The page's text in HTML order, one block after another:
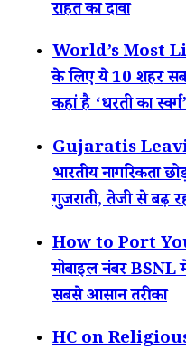
राहत का दावा
World’s Most
के लिए ये 10 शहर
कहां है ‘धरती का स्वर्ग’
Gujaratis
भारतीय नागरिकता
गुजराती, तेजी से बढ़
How to Port
मोबाइल नंबर BSNL
सबसे आसान तरीका
HC on